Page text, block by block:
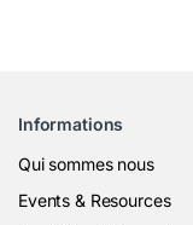
Informations
Qui sommes nous
Events & Resources